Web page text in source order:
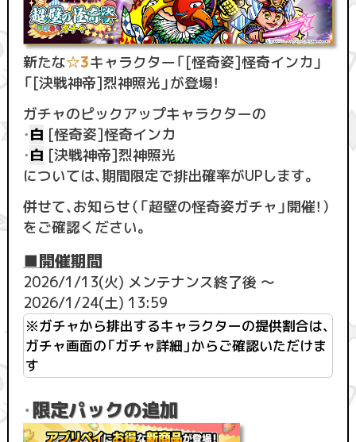
新たな☆3キャラクター「[怪奇姿]怪奇インカ」
「[決戦神帝]烈神照光」が登場！
ガチャのピックアップキャラクターの
・白 [怪奇姿]怪奇インカ
・白 [決戦神帝]烈神照光
については、期間限定で排出確率がUPします。
併せて、お知らせ（「超壁の怪奇姿ガチャ」開催！）
をご確認ください。
■開催期間
2026/1/13(火) メンテナンス終了後 ～
2026/1/24(土) 13:59
※ガチャから排出するキャラクターの提供割合は、
ガチャ画面の「ガチャ詳細」からご確認いただけま
す
・限定パックの追加